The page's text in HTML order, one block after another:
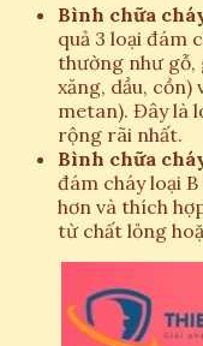
Bình chữa
quả 3 loại đám
thường như gỗ,
xăng, dầu, cồn)
metan). Đây là
rộng rãi nhất.
Bình chữa
đám cháy loại
hơn và thích
từ chất lỏng